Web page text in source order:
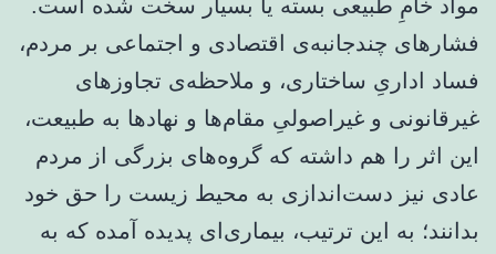
مواد خامِ طبیعی بسته یا بسیار سخت شده است.
فشارهای چندجانبه‌ی اقتصادی و اجتماعی بر مردم،
فساد اداریِ ساختاری، و ملاحظه‌ی تجاوزهای
غیرقانونی و غیراصولیِ مقام‌ها و نهادها به طبیعت،
این اثر را هم داشته که گروه‌های بزرگی از مردم
عادی نیز دست‌اندازی به محیط زیست را حق خود
بدانند؛ به این ترتیب، بیماری‌ای پدیده آمده که به